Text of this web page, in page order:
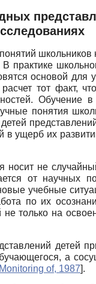
В практике
основой
тот факт,
понятия
ущерб их
носит не
от научных
учебные
по их
только на
детей
а
of, 1987].